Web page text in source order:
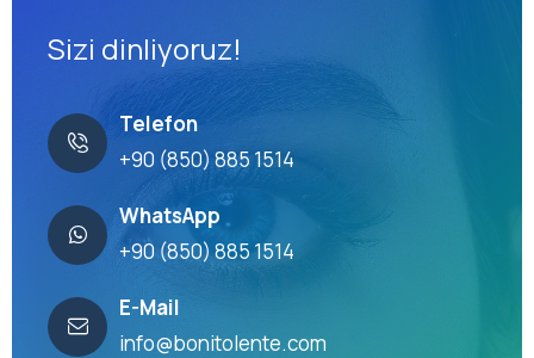
Sizi dinliyoruz!
Telefon
+90 (850) 885 1514
WhatsApp
+90 (850) 885 1514
E-Mail
info@bonitolente.com